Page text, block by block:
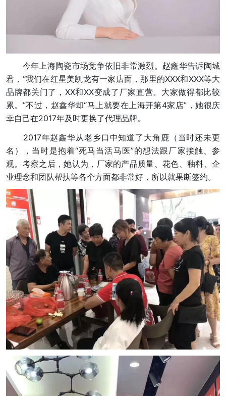
今年上海陶瓷市场竞争依旧非常激烈。赵鑫华告诉陶城
君，“我们在红星美凯龙有一家店面，那里的XXX和XXX等大
品牌都关门了，XX和XX变成了厂家直营。大家做得都比较
累。”不过，赵鑫华却“马上就要在上海开第4家店”，她很庆
幸自己在2017年及时更换了代理品牌。
2017年赵鑫华从老乡口中知道了大角鹿（当时还未更
名），当时是抱着“死马当活马医”的想法跟厂家接触、参
观。考察之后，她认为，厂家的产品质量、花色、釉料、企
业理念和团队帮扶等各个方面都非常好，所以就果断签约。